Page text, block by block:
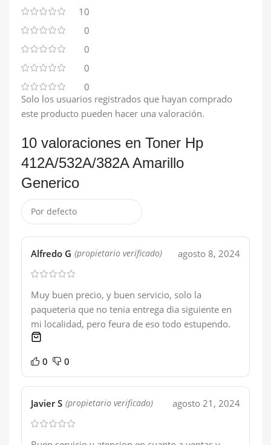
10
0
0
0
0
10 valoraciones en Toner Hp
412A/532A/382A Amarillo
Generico
Alfredo G (propietario verificado) agosto 8, 2024
Muy buen precio, y buen servicio, solo la
paqueteria que no tenia entrega dia siguiente en
mi localidad, pero feura de eso todo estupendo.
0 0
Javier S (propietario verificado) agosto 21, 2024
Solo los usuarios registrados que hayan comprado
este producto pueden hacer una valoración.